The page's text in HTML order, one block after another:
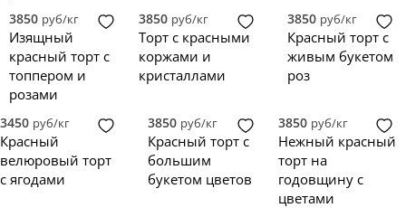
3850 руб/кг
Изящный
красный торт с
топпером и
розами
3850 руб/кг
Торт с красными
коржами и
кристаллами
3850 руб/кг
Красный торт с
живым букетом
роз
3450 руб/кг
Красный
велюровый торт
с ягодами
3850 руб/кг
Красный торт с
большим
букетом цветов
3850 руб/кг
Нежный красный
торт на
годовщину с
цветами